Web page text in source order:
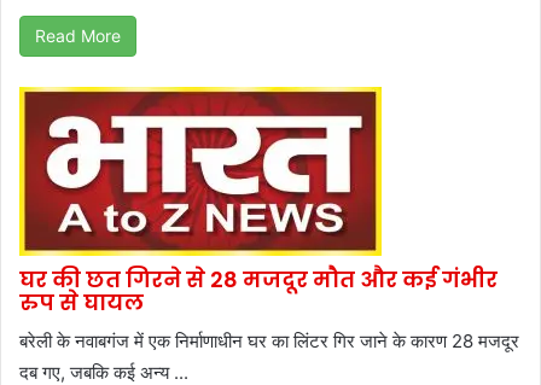
Read More
घर की छत गिरने से 28 मजदूर मौत और कई गंभीर
रुप से घायल
बरेली के नवाबगंज में एक निर्माणाधीन घर का लिंटर गिर जाने के कारण 28 मजदूर
दब गए, जबकि कई अन्य ...